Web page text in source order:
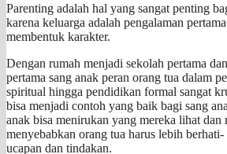
Parenting adalah hal yang sangat penting
karena keluarga adalah pengalaman
membentuk karakter.
Dengan rumah menjadi sekolah pertama
pertama sang anak peran orang tua dalam
spiritual hingga pendidikan formal sangat
bisa menjadi contoh yang baik bagi sang
anak bisa menirukan yang mereka lihat dan
menyebabkan orang tua harus lebih
ucapan dan tindakan.